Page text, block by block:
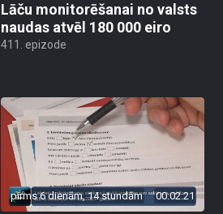
Lāču monitorēšanai no valsts
naudas atvēl 180 000 eiro
411. epizode
pirms 6 dienām, 14 stundām 00:02:21